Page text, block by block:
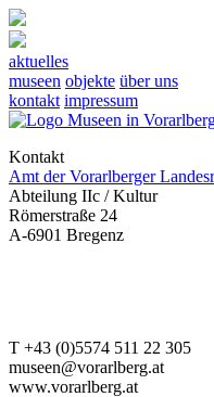
aktuelles
museen objekte über uns
kontakt impressum
Kontakt
Amt der Vorarlberger
Abteilung IIc / Kultur
Römerstraße 24
A-6901 Bregenz
T +43 (0)5574 511 22 305
museen@vorarlberg.at
www.vorarlberg.at